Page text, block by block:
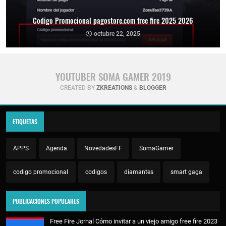
Codigo Promocional pagostore.com free fire 2025 2026
octubre 22, 2025
YOUTUBER SOMA GAMER 2019
CREATED BY ZKREATIONS& BLOGGER
ETIQUETAS
APPS Agenda NovedadesFF SomaGamer
codigo promocional codigos diamantes smart gaga
PUBLICACIONES POPULARES
Free Fire Jornal Cómo invitar a un viejo amigo free fire 2023